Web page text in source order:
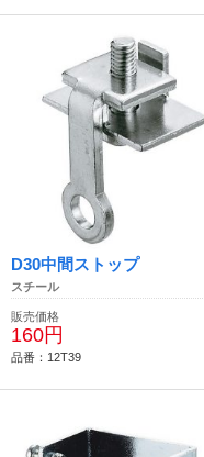
D30中間ストップ
スチール
販売価格
160円
品番：12T39